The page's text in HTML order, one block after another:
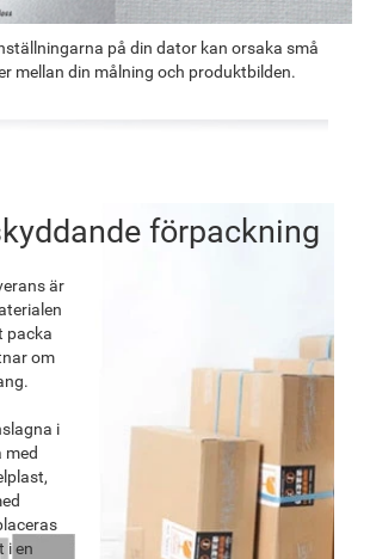
på din dator kan orsaka små
mellan din målning och produktbilden.
förpackning
är
packa
om
i
med
i en